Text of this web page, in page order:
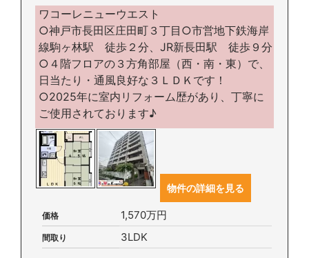
ワコーレニューウエスト
○神戸市長田区庄田町３丁目○市営地下鉄海岸
線駒ヶ林駅 徒歩２分、JR新長田駅 徒歩９分
○４階フロアの３方角部屋（西・南・東）で、
日当たり・通風良好な３ＬＤＫです！
○2025年に室内リフォーム歴があり、丁寧に
ご使用されております♪
物件の詳細を見る
価格 1,570万円
間取り 3LDK